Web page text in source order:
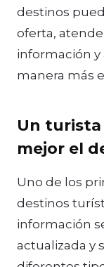
destinos
oferta,
información y
manera más
Un
mejor el
Uno de los
destinos
información
actualizada y